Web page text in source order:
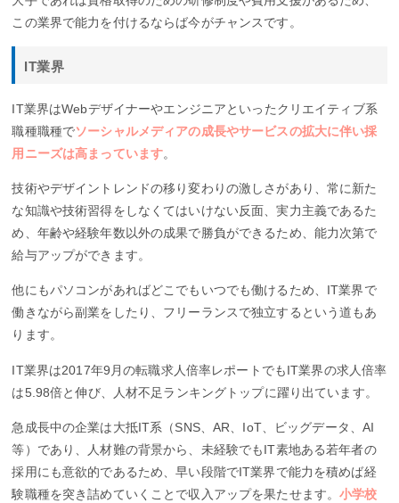
この業界で能力を付けるならば今がチャンスです。
IT業界
IT業界はWebデザイナーやエンジニアといったクリエイティブ系
職種職種でソーシャルメディアの成長やサービスの拡大に伴い採
用ニーズは高まっています。
技術やデザイントレンドの移り変わりの激しさがあり、常に新た
な知識や技術習得をしなくてはいけない反面、実力主義であるた
め、年齢や経験年数以外の成果で勝負ができるため、能力次第で
給与アップができます。
他にもパソコンがあればどこでもいつでも働けるため、IT業界で
働きながら副業をしたり、フリーランスで独立するという道もあ
ります。
IT業界は2017年9月の転職求人倍率レポートでもIT業界の求人倍率
は5.98倍と伸び、人材不足ランキングトップに躍り出ています。
急成長中の企業は大抵IT系（SNS、AR、IoT、ビッグデータ、AI
等）であり、人材難の背景から、未経験でもIT素地ある若年者の
採用にも意欲的であるため、早い段階でIT業界で能力を積めば経
験職種を突き詰めていくことで収入アップを果たせます。小学校